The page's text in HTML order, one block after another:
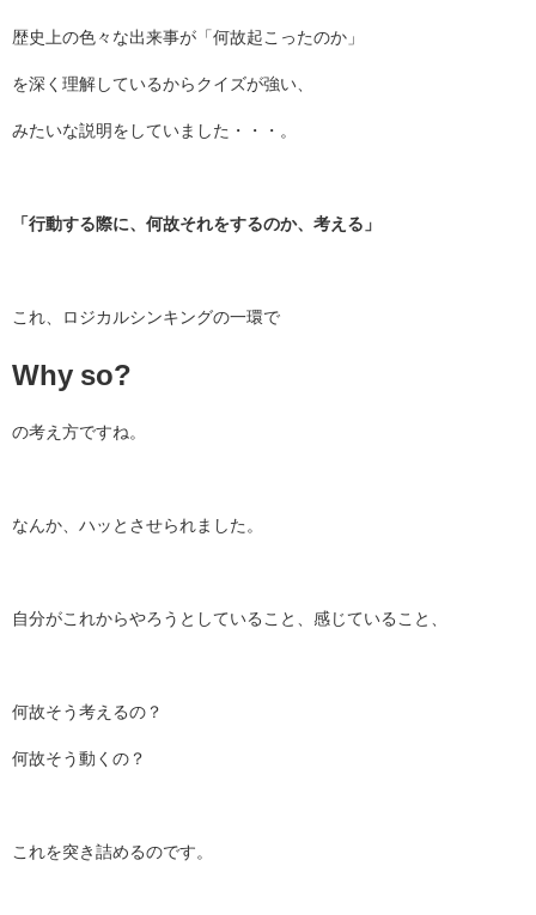
歴史上の色々な出来事が「何故起こったのか」
を深く理解しているからクイズが強い、
みたいな説明をしていました・・・。
「行動する際に、何故それをするのか、考える」
これ、ロジカルシンキングの一環で
Why so?
の考え方ですね。
なんか、ハッとさせられました。
自分がこれからやろうとしていること、感じていること、
何故そう考えるの？
何故そう動くの？
これを突き詰めるのです。